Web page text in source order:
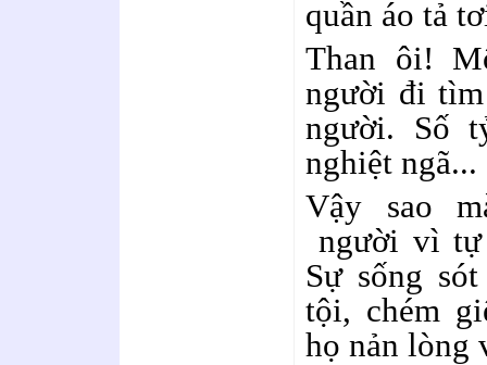
quần áo tả
Than ôi!
người đi
người. Số
nghiệt ngã...
Vậy sao
người vì
Sự sống
tội, chém
họ nản lòng